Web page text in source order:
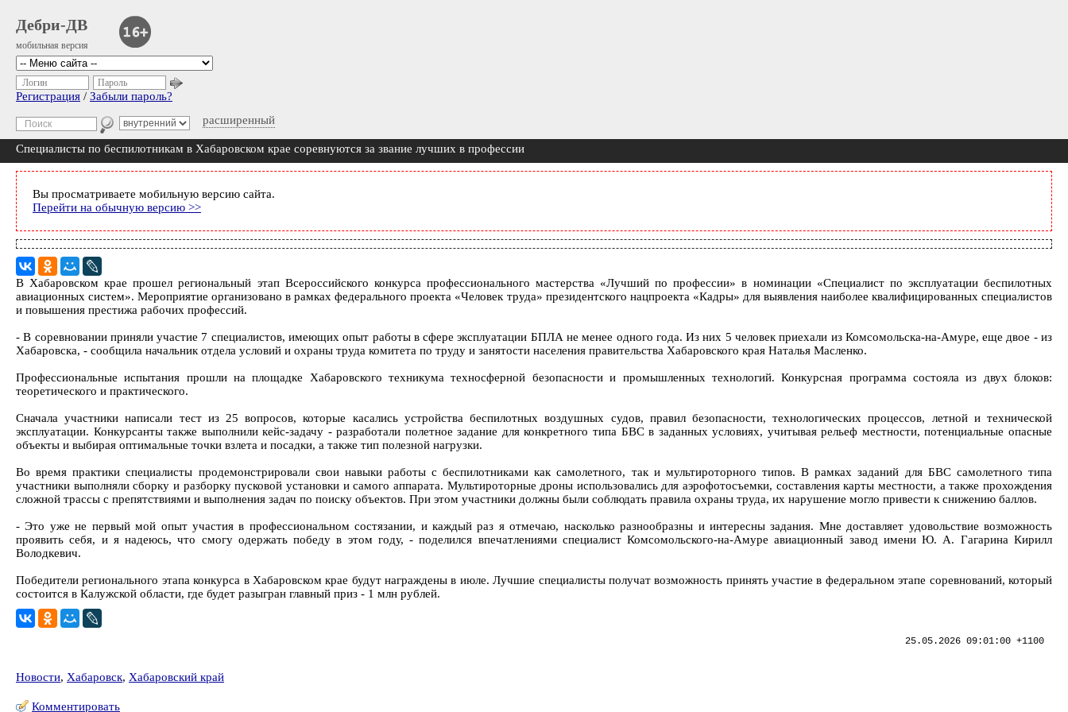
Дебри-ДВ
мобильная версия
расширенный
Логин Пароль
Регистрация / Забыли пароль?
Специалисты по беспилотникам в Хабаровском крае соревнуются за звание лучших в профессии
Вы просматриваете мобильную версию сайта.
Перейти на обычную версию >>
В Хабаровском крае прошел региональный этап Всероссийского конкурса профессионального мастерства «Лучший по профессии» в номинации «Специалист по эксплуатации беспилотных
авиационных систем». Мероприятие организовано в рамках федерального проекта «Человек труда» президентского нацпроекта «Кадры» для выявления наиболее квалифицированных специалистов
и повышения престижа рабочих профессий.
- В соревновании приняли участие 7 специалистов, имеющих опыт работы в сфере эксплуатации БПЛА не менее одного года. Из них 5 человек приехали из Комсомольска-на-Амуре, еще двое - из
Хабаровска, - сообщила начальник отдела условий и охраны труда комитета по труду и занятости населения правительства Хабаровского края Наталья Масленко.
Профессиональные испытания прошли на площадке Хабаровского техникума техносферной безопасности и промышленных технологий. Конкурсная программа состояла из двух блоков:
теоретического и практического.
Сначала участники написали тест из 25 вопросов, которые касались устройства беспилотных воздушных судов, правил безопасности, технологических процессов, летной и технической
эксплуатации. Конкурсанты также выполнили кейс-задачу - разработали полетное задание для конкретного типа БВС в заданных условиях, учитывая рельеф местности, потенциальные опасные
объекты и выбирая оптимальные точки взлета и посадки, а также тип полезной нагрузки.
Во время практики специалисты продемонстрировали свои навыки работы с беспилотниками как самолетного, так и мультироторного типов. В рамках заданий для БВС самолетного типа
участники выполняли сборку и разборку пусковой установки и самого аппарата. Мультироторные дроны использовались для аэрофотосъемки, составления карты местности, а также прохождения
сложной трассы с препятствиями и выполнения задач по поиску объектов. При этом участники должны были соблюдать правила охраны труда, их нарушение могло привести к снижению баллов.
- Это уже не первый мой опыт участия в профессиональном состязании, и каждый раз я отмечаю, насколько разнообразны и интересны задания. Мне доставляет удовольствие возможность
проявить себя, и я надеюсь, что смогу одержать победу в этом году, - поделился впечатлениями специалист Комсомольского-на-Амуре авиационный завод имени Ю. А. Гагарина Кирилл
Володкевич.
Победители регионального этапа конкурса в Хабаровском крае будут награждены в июле. Лучшие специалисты получат возможность принять участие в федеральном этапе соревнований, который
состоится в Калужской области, где будет разыгран главный приз - 1 млн рублей.
25.05.2026 09:01:00 +1100
Новости, Хабаровск, Хабаровский край
Комментировать